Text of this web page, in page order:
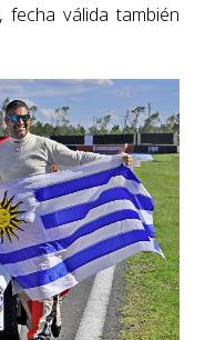
válida también